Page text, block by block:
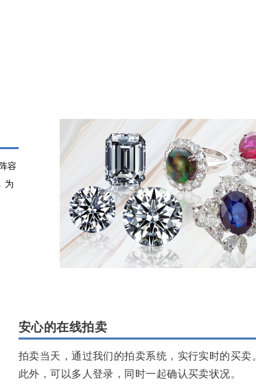
容
为
安心的在线拍卖
拍卖当天，通过我们的拍卖系统，实行实时的买卖。
此外，可以多人登录，同时一起确认买卖状况。